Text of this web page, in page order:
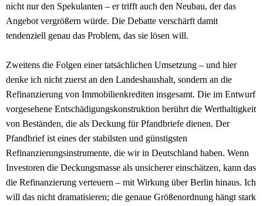
nicht nur den Spekulanten – er trifft auch den Neubau, der das
Angebot vergrößern würde. Die Debatte verschärft damit
tendenziell genau das Problem, das sie lösen will.
Zweitens die Folgen einer tatsächlichen Umsetzung – und hier
denke ich nicht zuerst an den Landeshaushalt, sondern an die
Refinanzierung von Immobilienkrediten insgesamt. Die im Entwurf
vorgesehene Entschädigungskonstruktion berührt die Werthaltigkeit
von Beständen, die als Deckung für Pfandbriefe dienen. Der
Pfandbrief ist eines der stabilsten und günstigsten
Refinanzierungsinstrumente, die wir in Deutschland haben. Wenn
Investoren die Deckungsmasse als unsicherer einschätzen, kann das
die Refinanzierung verteuern – mit Wirkung über Berlin hinaus. Ich
will das nicht dramatisieren; die genaue Größenordnung hängt stark